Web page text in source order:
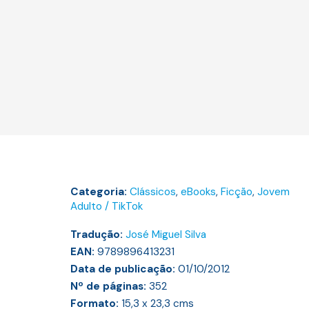
Categoria: Clássicos, eBooks, Ficção, Jovem
Adulto / TikTok
Tradução: José Miguel Silva
EAN: 9789896413231
Data de publicação: 01/10/2012
Nº de páginas: 352
Formato: 15,3 x 23,3 cms